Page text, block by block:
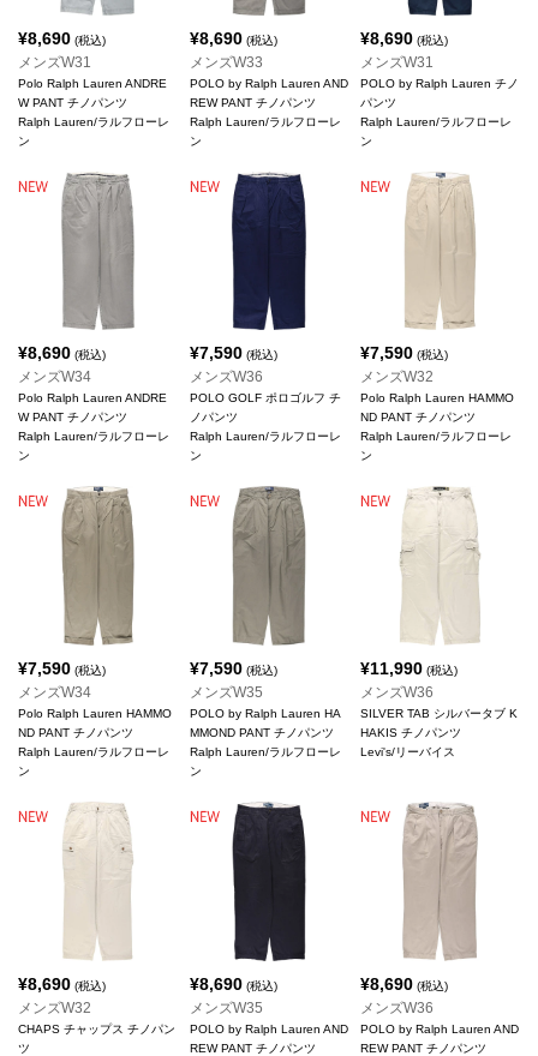
¥8,690 (税込)
メンズW31
Polo Ralph Lauren ANDRE
W PANT チノパンツ
Ralph Lauren/ラルフローレ
ン
¥8,690(税込)
メンズW33
POLO by Ralph Lauren AND
REW PANT チノパンツ
Ralph Lauren/ラルフローレ
ン
¥8,690 (税込)
メンズW31
POLO by Ralph Lauren チノ
パンツ
Ralph Lauren/ラルフローレ
ン
¥8,690 (税込)
メンズW34
Polo Ralph Lauren ANDRE
W PANT チノパンツ
Ralph Lauren/ラルフローレ
ン
¥7,590(税込)
メンズW36
POLO GOLF ポロゴルフ チ
ノパンツ
Ralph Lauren/ラルフローレ
ン
¥7,590 (税込)
メンズW32
Polo Ralph Lauren HAMMO
ND PANT チノパンツ
Ralph Lauren/ラルフローレ
ン
¥7,590 (税込)
メンズW34
Polo Ralph Lauren HAMMO
ND PANT チノパンツ
Ralph Lauren/ラルフローレ
ン
¥7,590(税込)
メンズW35
POLO by Ralph Lauren HA
MMOND PANT チノパンツ
Ralph Lauren/ラルフローレ
ン
¥11,990 (税込)
メンズW36
SILVER TAB シルバータブ K
HAKIS チノパンツ
Levi's/リーバイス
¥8,690 (税込)
メンズW32
CHAPS チャップス チノパン
ツ
¥8,690(税込)
メンズW35
POLO by Ralph Lauren AND
REW PANT チノパンツ
¥8,690 (税込)
メンズW36
POLO by Ralph Lauren AND
REW PANT チノパンツ